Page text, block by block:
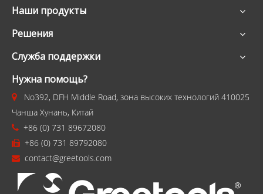
Наши продукты
Решения
Служба поддержки
Нужна помощь?
 No392, DFH Middle Road, зона высоких технологий 410025
Чанша Хунань, Китай
 +86 (0) 731 89672080
 +86 (0) 731 89792080
 contact@greetools.com